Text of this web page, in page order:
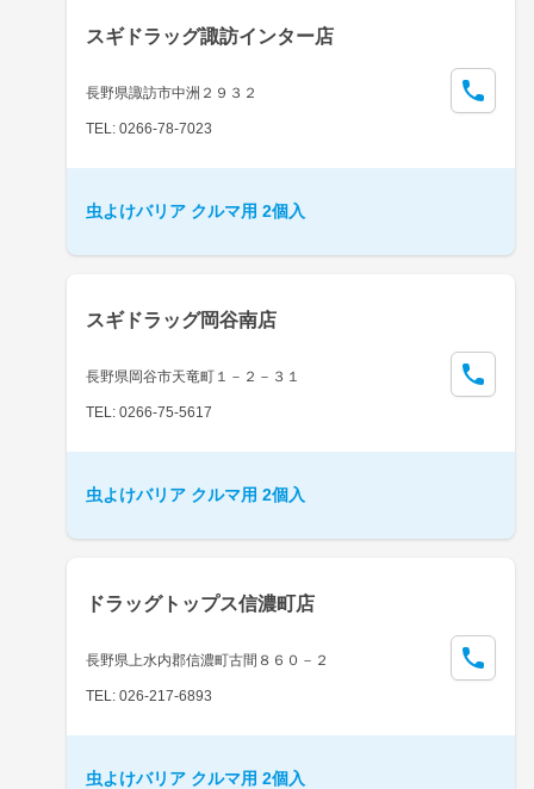
スギドラッグ諏訪インター店
長野県諏訪市中洲２９３２
TEL: 0266-78-7023
虫よけバリア クルマ用 2個入
スギドラッグ岡谷南店
長野県岡谷市天竜町１－２－３１
TEL: 0266-75-5617
虫よけバリア クルマ用 2個入
ドラッグトップス信濃町店
長野県上水内郡信濃町古間８６０－２
TEL: 026-217-6893
虫よけバリア クルマ用 2個入